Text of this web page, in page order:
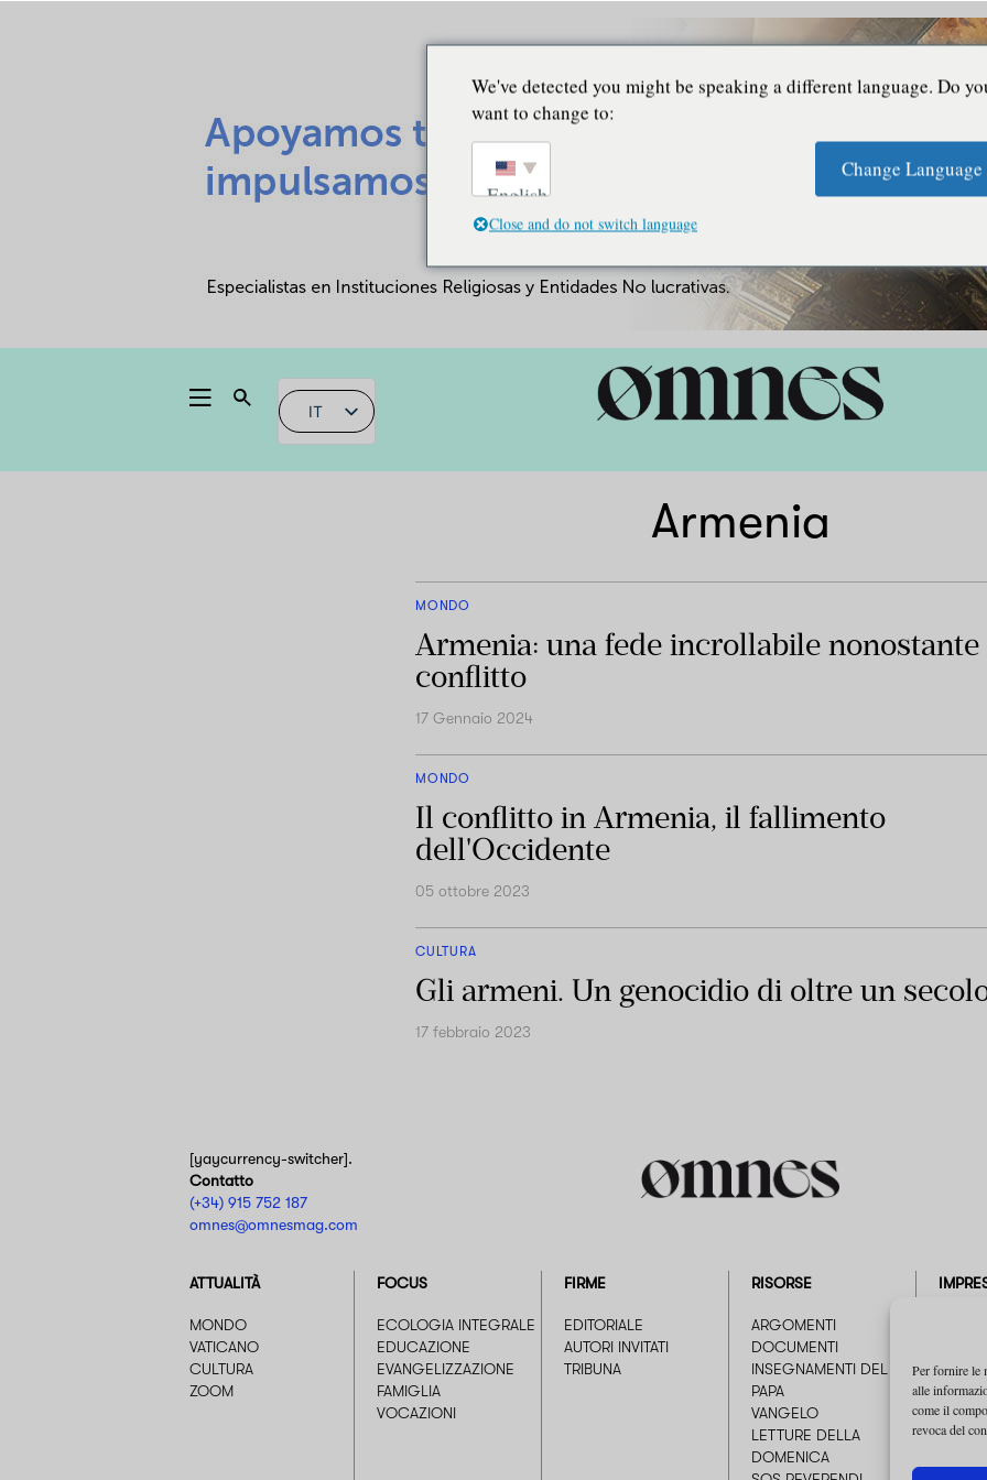
Per fornire le
alle
come il
revoca del
IT
Armenia
MONDO
Armenia: una fede incrollabile
conflitto
17 Gennaio 2024
MONDO
Il conflitto in Armenia, il fallimento
dell'Occidente
05 ottobre 2023
CULTURA
Gli armeni. Un genocidio di oltre un
17 febbraio 2023
[yaycurrency-switcher].
Contatto
(+34) 915 752 187
omnes@omnesmag.com
ATTUALITÀ
MONDO
VATICANO
CULTURA
ZOOM
FOCUS
ECOLOGIA INTEGRALE
EDUCAZIONE
EVANGELIZZAZIONE
FAMIGLIA
VOCAZIONI
FIRME
EDITORIALE
AUTORI INVITATI
TRIBUNA
RISORSE
ARGOMENTI
DOCUMENTI
INSEGNAMENTI DEL
PAPA
VANGELO
LETTURE DELLA
DOMENICA
We've detected you might be speaking a different language. Do
want to change to:
English
Change Language
Close and do not switch language